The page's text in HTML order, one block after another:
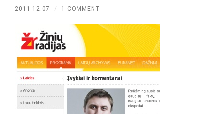
2011.12.07 / 1 COMMENT